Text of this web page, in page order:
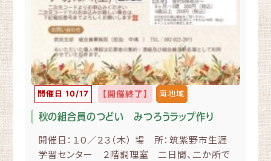
開催日 10/17 【開催終了】 南地域
秋の組合員のつどい みつろうラップ作り
開催日：１０／２３（木） 場 所：筑紫野市生涯
学習センター ２階調理室 二日間、二か所で